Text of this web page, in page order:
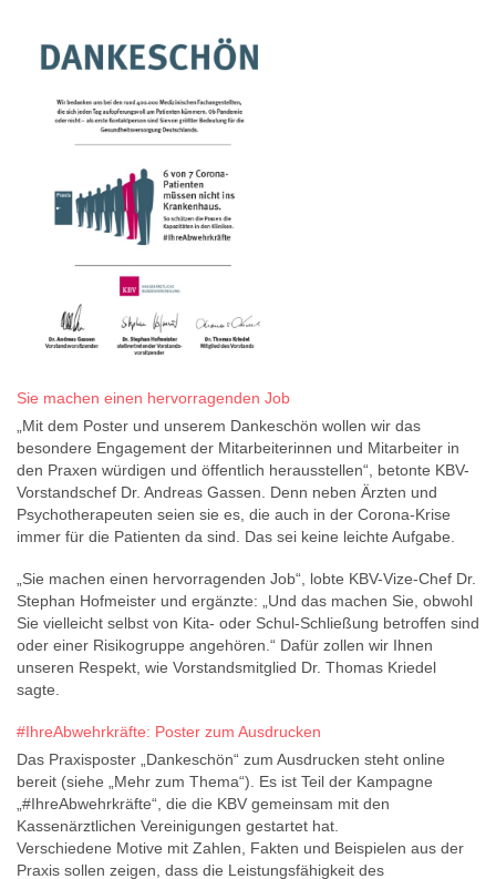
Sie machen einen hervorragenden Job
„Mit dem Poster und unserem Dankeschön wollen wir das
besondere Engagement der Mitarbeiterinnen und Mitarbeiter in
den Praxen würdigen und öffentlich herausstellen“, betonte KBV-
Vorstandschef Dr. Andreas Gassen. Denn neben Ärzten und
Psychotherapeuten seien sie es, die auch in der Corona-Krise
immer für die Patienten da sind. Das sei keine leichte Aufgabe.
„Sie machen einen hervorragenden Job“, lobte KBV-Vize-Chef Dr.
Stephan Hofmeister und ergänzte: „Und das machen Sie, obwohl
Sie vielleicht selbst von Kita- oder Schul-Schließung betroffen sind
oder einer Risikogruppe angehören.“ Dafür zollen wir Ihnen
unseren Respekt, wie Vorstandsmitglied Dr. Thomas Kriedel
sagte.
#IhreAbwehrkräfte: Poster zum Ausdrucken
Das Praxisposter „Dankeschön“ zum Ausdrucken steht online
bereit (siehe „Mehr zum Thema“). Es ist Teil der Kampagne
„#IhreAbwehrkräfte“, die die KBV gemeinsam mit den
Kassenärztlichen Vereinigungen gestartet hat.
Verschiedene Motive mit Zahlen, Fakten und Beispielen aus der
Praxis sollen zeigen, dass die Leistungsfähigkeit des